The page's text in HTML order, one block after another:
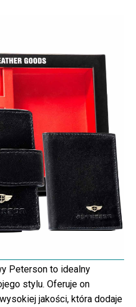
Peterson to idealny
stylu. Oferuje on
jakości, która dodaje